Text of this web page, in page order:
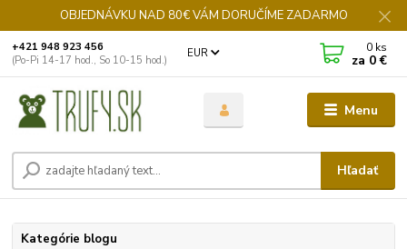
OBJEDNÁVKU NAD 80€ VÁM DORUČÍME ZADARMO
Menu
EUR
Hľadať
+421 948 923 456
(Po-Pi 14-17 hod., So 10-15 hod.)
0 ks
za 0 €
Kategórie blogu